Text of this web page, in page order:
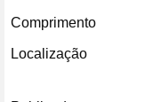
Comprimento
Localização